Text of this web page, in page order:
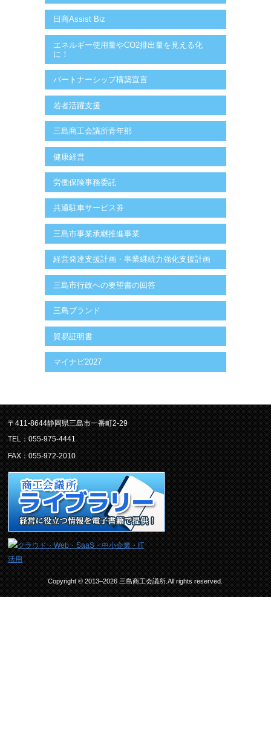
日商Assist Biz
エネルギー使用量やCO2排出量を見える化
に！
パートナーシップ構築宣言
若者活躍支援
三島商工会議所青年部
健康経営
労働保険事務委託
共通駐車サービス券
三島市事業承継推進事業
経営発達支援計画・事業継続力強化支援計画
三島市行政への要望書の回答
三島ブランド
貿易証明書
マイナビ2027
〒411-8644静岡県三島市一番町2-29
TEL：055-975-4441
FAX：055-972-2010
Copyright © 2013–2026 三島商工会議所.All rights reserved.